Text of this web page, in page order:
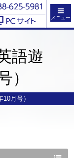
メニュー
語遊
）
月号）